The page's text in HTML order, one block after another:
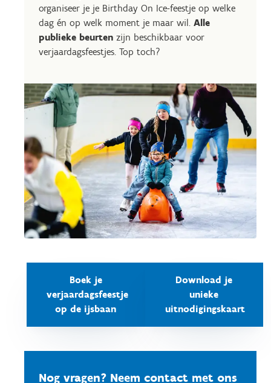
organiseer je je Birthday On Ice-feestje op welke
dag én op welk moment je maar wil. Alle
publieke beurten zijn beschikbaar voor
verjaardagsfeestjes. Top toch?
Boek je
verjaardagsfeestje
op de ijsbaan
Download je
unieke
uitnodigingskaart
Nog vragen? Neem contact met ons